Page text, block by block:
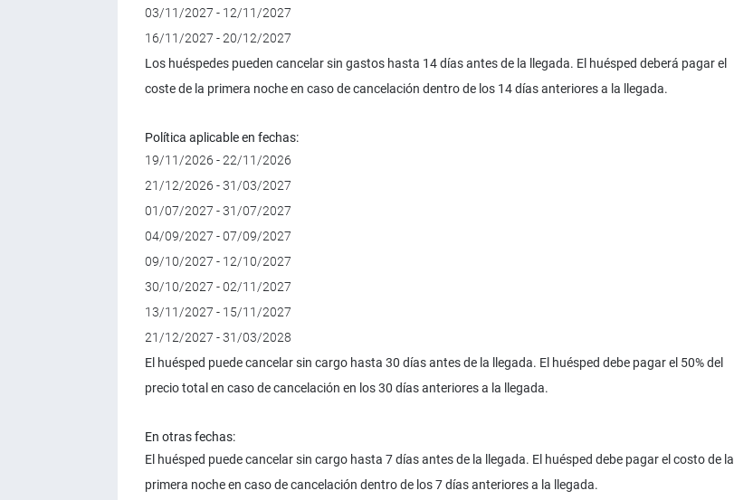
03/11/2027 - 12/11/2027
16/11/2027 - 20/12/2027
Los huéspedes pueden cancelar sin gastos hasta 14 días antes de la llegada. El huésped deberá pagar el
coste de la primera noche en caso de cancelación dentro de los 14 días anteriores a la llegada.
Política aplicable en fechas:
19/11/2026 - 22/11/2026
21/12/2026 - 31/03/2027
01/07/2027 - 31/07/2027
04/09/2027 - 07/09/2027
09/10/2027 - 12/10/2027
30/10/2027 - 02/11/2027
13/11/2027 - 15/11/2027
21/12/2027 - 31/03/2028
El huésped puede cancelar sin cargo hasta 30 días antes de la llegada. El huésped debe pagar el 50% del
precio total en caso de cancelación en los 30 días anteriores a la llegada.
En otras fechas:
El huésped puede cancelar sin cargo hasta 7 días antes de la llegada. El huésped debe pagar el costo de la
primera noche en caso de cancelación dentro de los 7 días anteriores a la llegada.